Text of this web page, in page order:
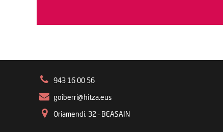
943 16 00 56
goiberri@hitza.eus
Oriamendi, 32 – BEASAIN